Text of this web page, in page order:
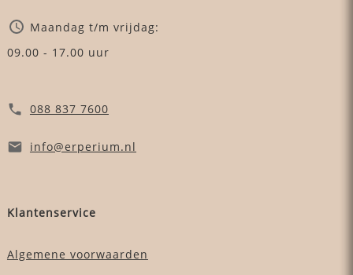
Maandag t/m vrijdag:
09.00 - 17.00 uur
088 837 7600
info@erperium.nl
Klantenservice
Algemene voorwaarden